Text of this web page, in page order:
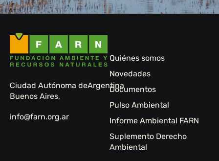
Ciudad Autónoma de
Buenos Aires,
Argentina
info@farn.org.ar
Quiénes somos
Novedades
Documentos
Pulso Ambiental
Informe Ambiental FARN
Suplemento Derecho
Ambiental